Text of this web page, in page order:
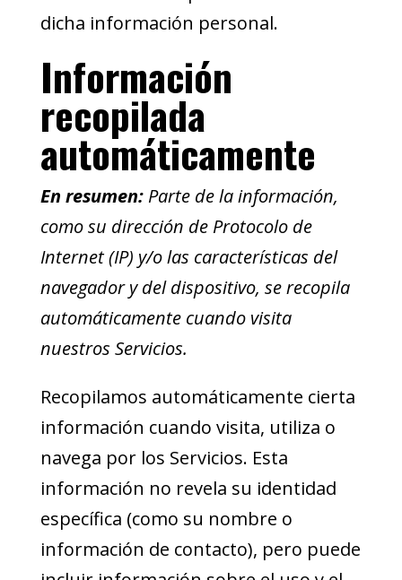
dicha información personal.
Información
recopilada
automáticamente
En resumen: Parte de la información,
como su dirección de Protocolo de
Internet (IP) y/o las características del
navegador y del dispositivo, se recopila
automáticamente cuando visita
nuestros Servicios.
Recopilamos automáticamente cierta
información cuando visita, utiliza o
navega por los Servicios. Esta
información no revela su identidad
específica (como su nombre o
información de contacto), pero puede